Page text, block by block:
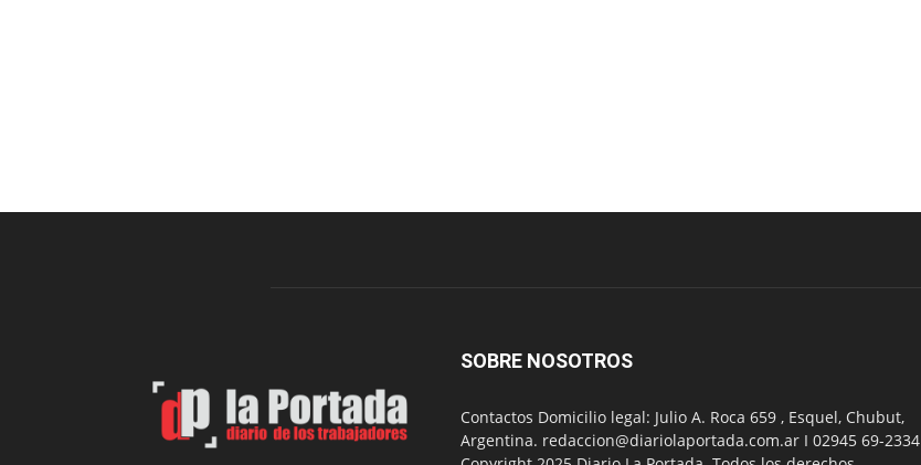
SOBRE NOSOTROS
Contactos Domicilio legal: Julio A. Roca 659 , Esquel, Chubut,
Argentina. redaccion@diariolaportada.com.ar I 02945 69-2334